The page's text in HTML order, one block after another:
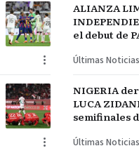
ALIANZA
el debut de
Últimas Noticias
NIGERIA
LUCA
semifinales
Últimas Noticias